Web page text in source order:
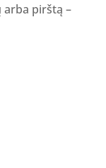
pirštą –